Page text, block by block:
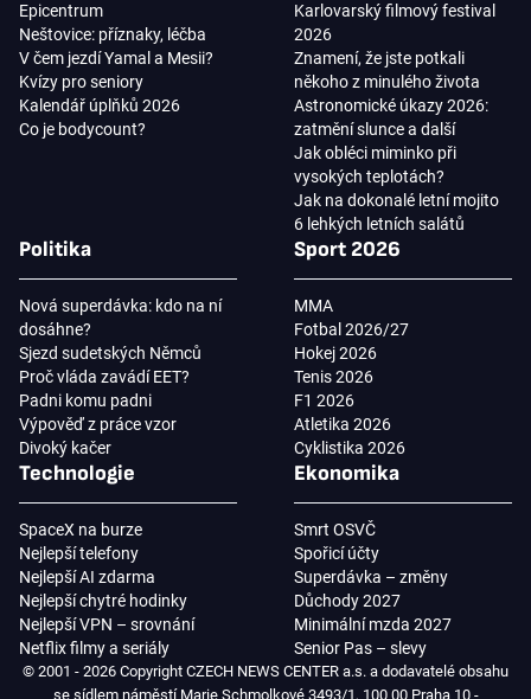
Epicentrum
Neštovice: příznaky, léčba
V čem jezdí Yamal a Mesii?
Kvízy pro seniory
Kalendář úplňků 2026
Co je bodycount?
Karlovarský filmový festival
2026
Znamení, že jste potkali
někoho z minulého života
Astronomické úkazy 2026:
zatmění slunce a další
Jak obléci miminko při
vysokých teplotách?
Jak na dokonalé letní mojito
6 lehkých letních salátů
Politika
Nová superdávka: kdo na ní
dosáhne?
Sjezd sudetských Němců
Proč vláda zavádí EET?
Padni komu padni
Výpověď z práce vzor
Divoký kačer
Sport 2026
MMA
Fotbal 2026/27
Hokej 2026
Tenis 2026
F1 2026
Atletika 2026
Cyklistika 2026
Technologie
SpaceX na burze
Nejlepší telefony
Nejlepší AI zdarma
Nejlepší chytré hodinky
Nejlepší VPN – srovnání
Netflix filmy a seriály
Ekonomika
Smrt OSVČ
Spořicí účty
Superdávka – změny
Důchody 2027
Minimální mzda 2027
Senior Pas – slevy
© 2001 - 2026 Copyright CZECH NEWS CENTER a.s. a dodavatelé obsahu
se sídlem náměstí Marie Schmolkové 3493/1, 100 00 Praha 10 -